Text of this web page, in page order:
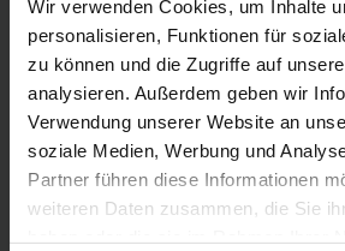
Wir verwenden Cookies, um Inhalte
personalisieren, Funktionen für
zu können und die Zugriffe auf
analysieren. Außerdem geben wir
Verwendung unserer Website an
soziale Medien, Werbung und
Partner führen diese Informationen
weiteren Daten zusammen, die Sie